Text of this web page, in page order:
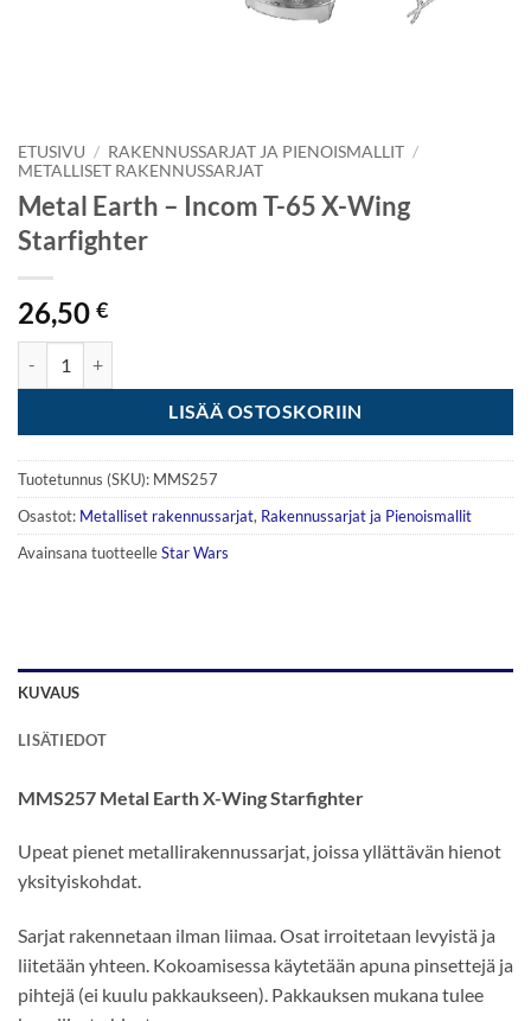
ETUSIVU / RAKENNUSSARJAT JA PIENOISMALLIT /
METALLISET RAKENNUSSARJAT
Metal Earth – Incom T-65 X-Wing
Starfighter
26,50 €
LISÄÄ OSTOSKORIIN
Tuotetunnus (SKU): MMS257
Osastot: Metalliset rakennussarjat, Rakennussarjat ja Pienoismallit
Avainsana tuotteelleStar Wars
KUVAUS
LISÄTIEDOT
MMS257 Metal Earth X-Wing Starfighter
Upeat pienet metallirakennussarjat, joissa yllättävän hienot
yksityiskohdat.
Sarjat rakennetaan ilman liimaa. Osat irroitetaan levyistä ja
liitetään yhteen. Kokoamisessa käytetään apuna pinsettejä ja
pihtejä (ei kuulu pakkaukseen). Pakkauksen mukana tulee